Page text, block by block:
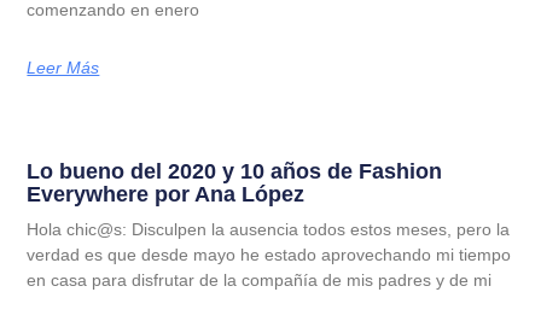
comenzando en enero
Leer Más
Lo bueno del 2020 y 10 años de Fashion
Everywhere por Ana López
Hola chic@s: Disculpen la ausencia todos estos meses, pero la
verdad es que desde mayo he estado aprovechando mi tiempo
en casa para disfrutar de la compañía de mis padres y de mi